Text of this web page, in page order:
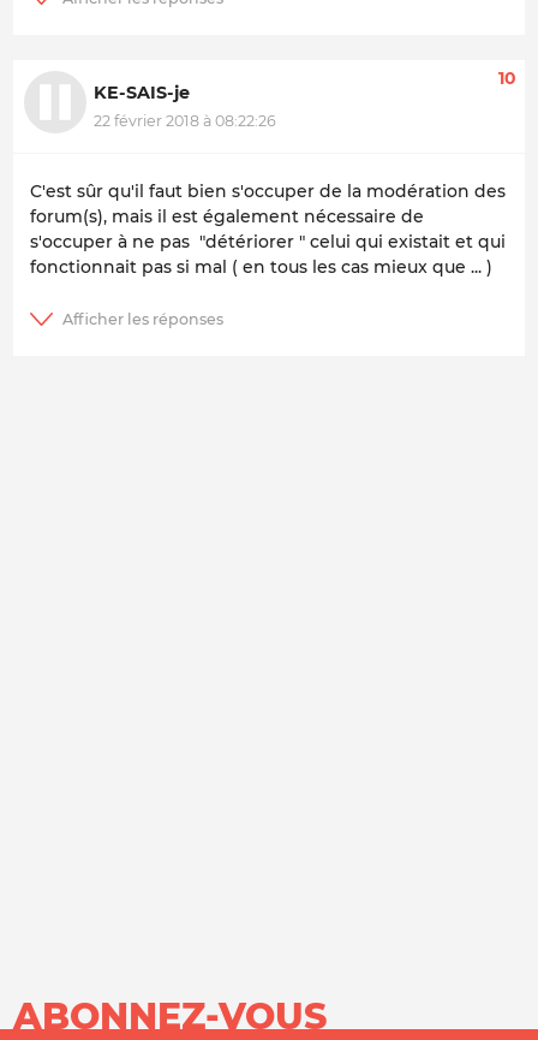
KE-SAIS-je
22 février 2018 à 08:22:26
10
C'est sûr qu'il faut bien s'occuper de la modération des
forum(s), mais il est également nécessaire de
s'occuper à ne pas "détériorer " celui qui existait et qui
fonctionnait pas si mal ( en tous les cas mieux que ... )
ABONNEZ-VOUS